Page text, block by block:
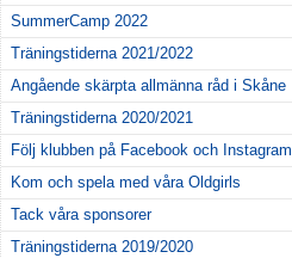
SummerCamp 2022
Träningstiderna 2021/2022
Angående skärpta allmänna råd i Skåne
Träningstiderna 2020/2021
Följ klubben på Facebook och Instagram
Kom och spela med våra Oldgirls
Tack våra sponsorer
Träningstiderna 2019/2020